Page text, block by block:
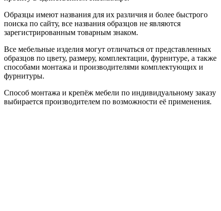
Образцы имеют названия для их различия и более быстрого
поиска по сайту, все названия образцов не являются
зарегистрированным товарным знаком.
Все мебельные изделия могут отличаться от представленных
образцов по цвету, размеру, комплектации, фурнитуре, а также
способами монтажа и производителями комплектующих и
фурнитуры.
Способ монтажа и крепёж мебели по индивидуальному заказу
выбирается производителем по возможности её применения.